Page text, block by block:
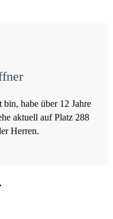
habe über 12 Jahre
aktuell auf Platz 288
Herren.